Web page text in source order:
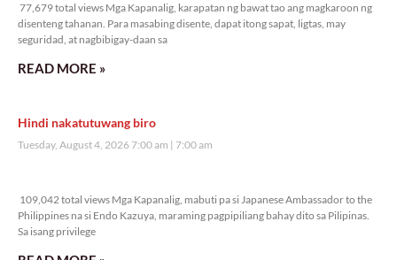
77,679 total views Mga Kapanalig, karapatan ng bawat tao ang magkaroon ng
disenteng tahanan. Para masabing disente, dapat itong sapat, ligtas, may
seguridad, at nagbibigay-daan sa
READ MORE »
Hindi nakatutuwang biro
Tuesday, August 4, 2026 7:00 am 7:00 am
109,042 total views Mga Kapanalig, mabuti pa si Japanese Ambassador to the
Philippines na si Endo Kazuya, maraming pagpipiliang bahay dito sa Pilipinas.
Sa isang privilege